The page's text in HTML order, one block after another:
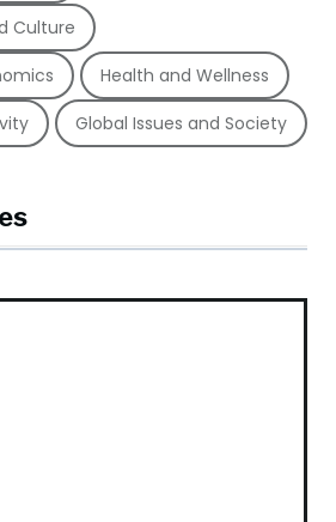
Culture
Health and Wellness
Global Issues and Society